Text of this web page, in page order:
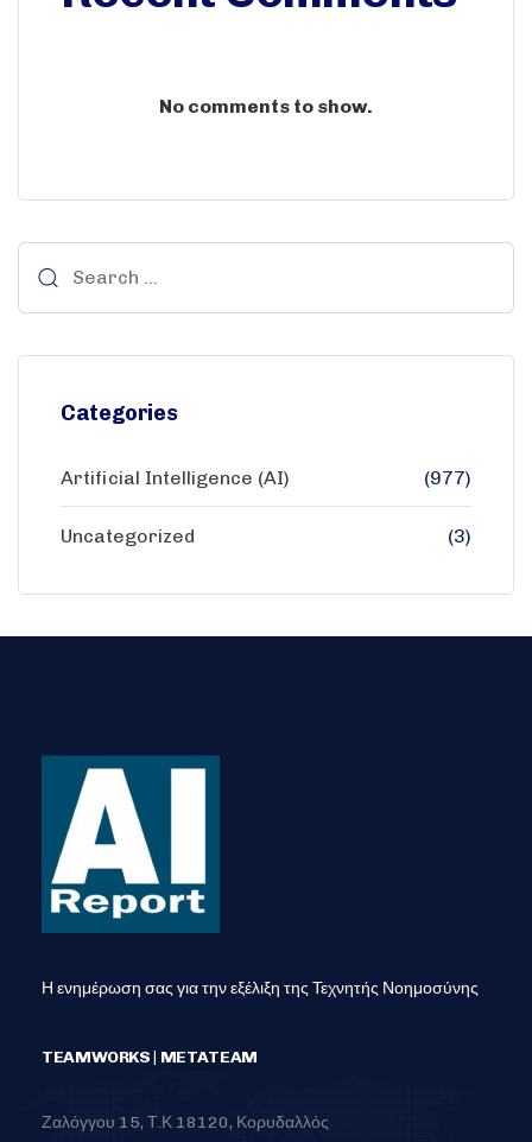
No comments to show.
Categories
Artificial Intelligence (AI) (977)
Uncategorized (3)
Η ενημέρωση σας για την εξέλιξη της Τεχνητής Νοημοσύνης
TEAMWORKS | METATEAM
Ζαλόγγου 15, Τ.Κ 18120, Κορυδαλλός